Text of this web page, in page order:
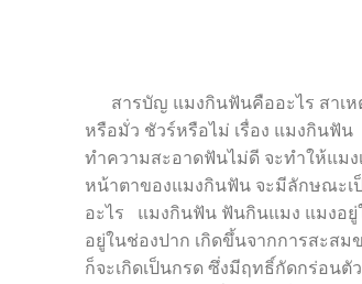
สารบัญ แมงกินฟันคืออะไร สาเห
หรือมั่ว ชัวร์หรือไม่ เรื่อง แมงกินฟั
ทำความสะอาดฟันไม่ดี จะทำให้แมง
หน้าตาของแมงกินฟัน จะมีลักษณะ
อะไร แมงกินฟัน ฟันกินแมง แมงอยู่
อยู่ในช่องปาก เกิดขึ้นจากการสะส
ก็จะเกิดเป็นกรด ซึ่งมีฤทธิ์กัดกร่อน